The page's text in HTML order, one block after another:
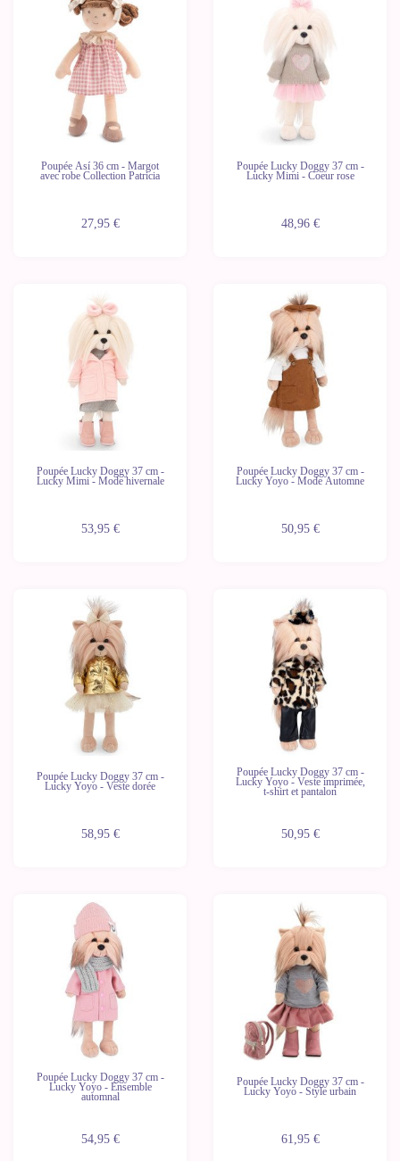
Poupée Así 36 cm - Margot
avec robe Collection Patricia
27,95 €
Poupée Lucky Doggy 37 cm -
Lucky Mimi - Coeur rose
48,96 €
Poupée Lucky Doggy 37 cm -
Lucky Mimi - Mode hivernale
53,95 €
Poupée Lucky Doggy 37 cm -
Lucky Yoyo - Mode Automne
50,95 €
Poupée Lucky Doggy 37 cm -
Lucky Yoyo - Veste dorée
58,95 €
Poupée Lucky Doggy 37 cm -
Lucky Yoyo - Veste imprimée,
t-shirt et pantalon
50,95 €
Poupée Lucky Doggy 37 cm -
Lucky Yoyo - Ensemble
automnal
54,95 €
Poupée Lucky Doggy 37 cm -
Lucky Yoyo - Style urbain
61,95 €